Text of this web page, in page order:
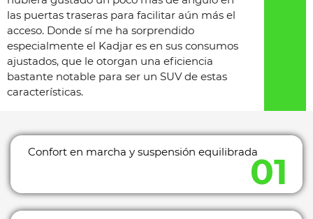
las puertas traseras para facilitar aún más el
acceso. Donde sí me ha sorprendido
especialmente el Kadjar es en sus consumos
ajustados, que le otorgan una eficiencia
bastante notable para ser un SUV de estas
características.
Confort en marcha y suspensión equilibrada